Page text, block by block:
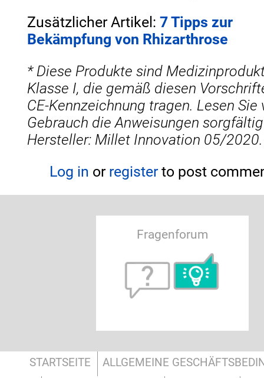
Zusätzlicher Artikel:7 Tipps zur
Bekämpfung von Rhizarthrose
* Diese Produkte sind
Klasse I, die gemäß diesen
CE-Kennzeichnung tragen. Lesen Sie
Gebrauch die Anweisungen
Hersteller: Millet Innovation 05/2020.
Log in or registerto post
Fragenforum
STARTSEITE
ALLGEMEINE